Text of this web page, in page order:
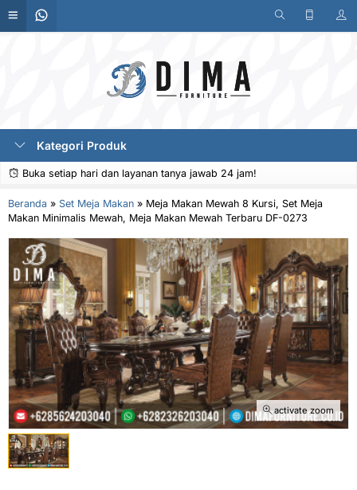
Kategori Produk
Buka setiap hari dan layanan tanya jawab 24 jam!
Beranda » Set Meja Makan » Meja Makan Mewah 8 Kursi, Set Meja
Makan Minimalis Mewah, Meja Makan Mewah Terbaru DF-0273
activate zoom